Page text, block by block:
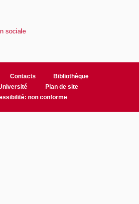
sociale
Contacts
Bibliothèque
Plan de site
non conforme